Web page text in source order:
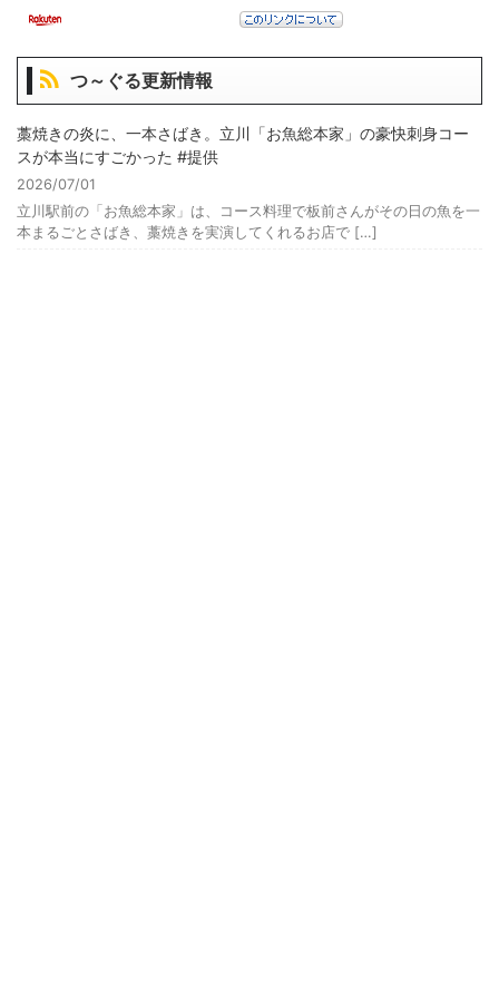
つ～ぐる更新情報
藁焼きの炎に、一本さばき。立川「お魚総本家」の豪快刺身コー
スが本当にすごかった #提供
2026/07/01
立川駅前の「お魚総本家」は、コース料理で板前さんがその日の魚を一
本まるごとさばき、藁焼きを実演してくれるお店で […]